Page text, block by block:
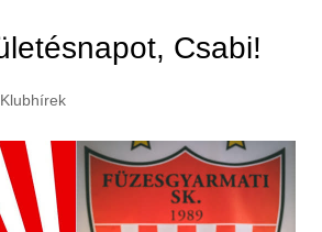
Csabi!
Klubhírek